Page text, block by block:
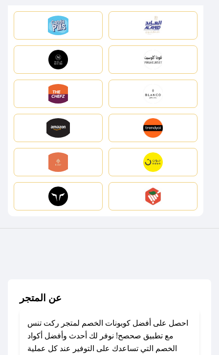
عن المتجر
احصل على أفضل كوبونات الخصم لمتجر ركت تنس
مع تطبيق صحصح! نوفر لك أحدث وأفضل أكواد
الخصم التي تساعدك على التوفير عند كل عملية